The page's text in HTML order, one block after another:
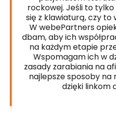
rockowej. Jeśli to
się z klawiaturą, czy to
W webePartners
dbam, aby ich
na każdym etapie
Wspomagam ich w
zasady zarabiania na
najlepsze sposoby na
dzięki linkom